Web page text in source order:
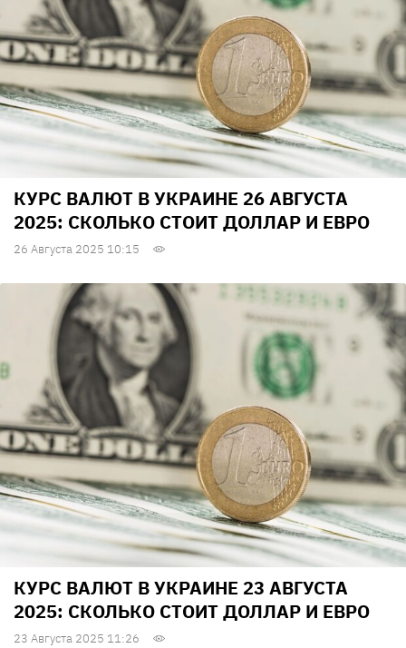
КУРС ВАЛЮТ В УКРАИНЕ 26 АВГУСТА
2025: СКОЛЬКО СТОИТ ДОЛЛАР И ЕВРО
26 Августа 2025 10:15
КУРС ВАЛЮТ В УКРАИНЕ 23 АВГУСТА
2025: СКОЛЬКО СТОИТ ДОЛЛАР И ЕВРО
23 Августа 2025 11:26